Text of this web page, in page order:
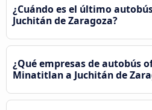
¿Cuándo es el último
Juchitán de Zaragoza?
¿Qué empresas de autobús
Minatitlan a Juchitán de